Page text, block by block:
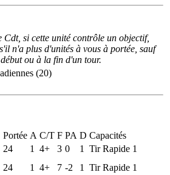
Cdt, si cette unité contrôle un objectif,
n'a plus d'unités à vous à portée, sauf
ou à la fin d'un tour.
(20)
Portée A C/T F PA D Capacités
24 1 4+ 3 0 1
Tir Rapide 1
24 1 4+ 7 -2 1
Tir Rapide 1